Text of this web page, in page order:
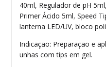
40ml, Regulador de pH
Primer Ácido 5ml, Speed
lanterna LED/UV, bloco
Indicação: Preparação e
unhas com tips em gel.